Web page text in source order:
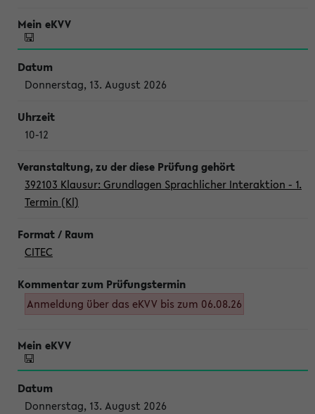
Donnerstag, 13. August 2026
10-12
392103 Klausur: Grundlagen Sprachlicher Interaktion - 1.
Termin (Kl)
CITEC
Anmeldung über das eKVV bis zum 06.08.26
Donnerstag, 13. August 2026